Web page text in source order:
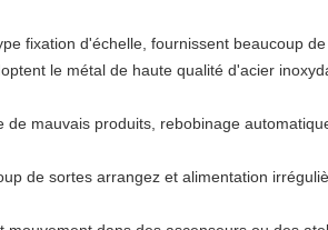
fixation d'échelle, fournissent beaucoup
le métal de haute qualité d'acier
mauvais produits, rebobinage
de sortes arrangez et alimentation